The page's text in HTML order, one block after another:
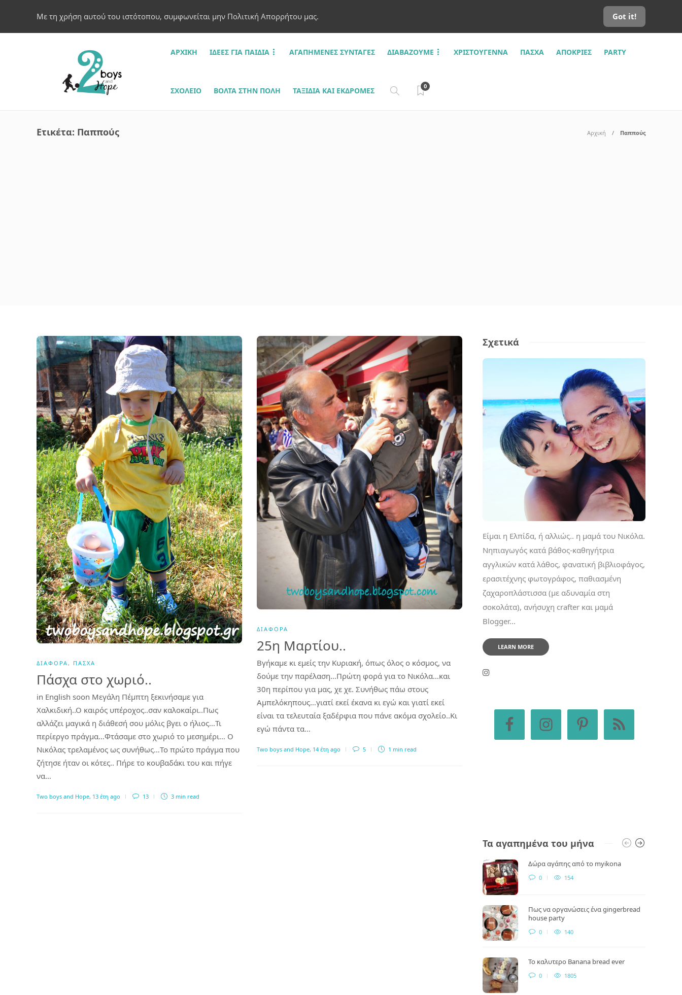
Με τη χρήση αυτού του ιστότοπου, συμφωνείται μην Πολιτική Απορρήτου μας. Got it!
ΑΡΧΙΚΗ ΙΔΈΕΣ ΓΙΑ ΠΑΙΔΙΆ ΑΓΑΠΗΜΈΝΕΣ ΣΥΝΤΑΓΈΣ ΔΙΑΒΆΖΟΥΜΕ ΧΡΙΣΤΟΎΓΕΝΝΑ ΠΆΣΧΑ ΑΠΌΚΡΙΕΣ PARTY
ΣΧΟΛΕΊΟ ΒΌΛΤΑ ΣΤΗΝ ΠΌΛΗ ΤΑΞΊΔΙΑ ΚΑΙ ΕΚΔΡΟΜΈΣ 0
Ετικέτα: Παππούς Αρχική Παππούς
ΔΙΆΦΟΡΑ, ΠΆΣΧΑ
Πάσχα στο χωριό..
in English soon Μεγάλη Πέμπτη ξεκινήσαμε για
Χαλκιδική..Ο καιρός υπέροχος..σαν καλοκαίρι..Πως
αλλάζει μαγικά η διάθεσή σου μόλις βγει ο ήλιος…Τι
περίεργο πράγμα…Φτάσαμε στο χωριό το μεσημέρι… Ο
Νικόλας τρελαμένος ως συνήθως…Το πρώτο πράγμα που
ζήτησε ήταν οι κότες.. Πήρε το κουβαδάκι του και πήγε
να…
Two boys and Hope, 13 έτη ago 13 3 min read
ΔΙΆΦΟΡΑ
25η Μαρτίου..
Βγήκαμε κι εμείς την Κυριακή, όπως όλος ο κόσμος, να
δούμε την παρέλαση…Πρώτη φορά για το Νικόλα…και
30η περίπου για μας, χε χε. Συνήθως πάω στους
Αμπελόκηπους…γιατί εκεί έκανα κι εγώ και γιατί εκεί
είναι τα τελευταία ξαδέρφια που πάνε ακόμα σχολείο..Κι
εγώ πάντα τα…
Two boys and Hope, 14 έτη ago 5 1 min read
Σχετικά
Είμαι η Ελπίδα, ή αλλιώς.. η μαμά του Νικόλα.
Νηπιαγωγός κατά βάθος-καθηγήτρια
αγγλικών κατά λάθος, φανατική βιβλιοφάγος,
ερασιτέχνης φωτογράφος, παθιασμένη
ζαχαροπλάστισσα (με αδυναμία στη
σοκολάτα), ανήσυχη crafter και μαμά
Blogger...
LEARN MORE
Τα αγαπημένα του μήνα
Δώρα αγάπης από το myikona
0 154
Πως να οργανώσεις ένα gingerbread
house party
0 140
Το καλυτερο Banana bread ever
0 1805